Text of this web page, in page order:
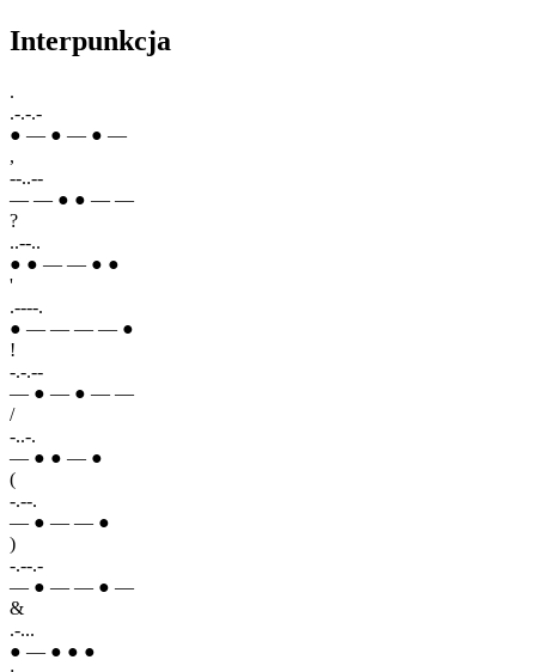
Interpunkcja
.
.-.-.-
● — ● — ● —
,
--..--
— — ● ● — —
?
..--..
● ● — — ● ●
'
.----.
● — — — — ●
!
-.-.--
— ● — ● — —
/
-..-.
— ● ● — ●
(
-.--.
— ● — — ●
)
-.--.-
— ● — — ● —
&
.-...
● — ● ● ●